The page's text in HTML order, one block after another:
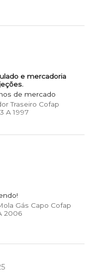
e mercadoria
de mercado
Traseiro Cofap
A 1997
Gás Capo Cofap
2006